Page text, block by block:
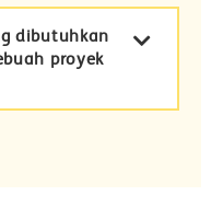
dibutuhkan
proyek